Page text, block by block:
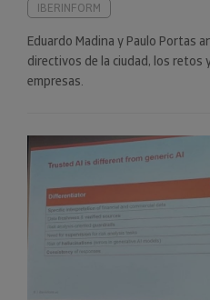
IBERINFORM
Eduardo Madina y Paulo Portas
directivos de la ciudad, los retos
empresas.